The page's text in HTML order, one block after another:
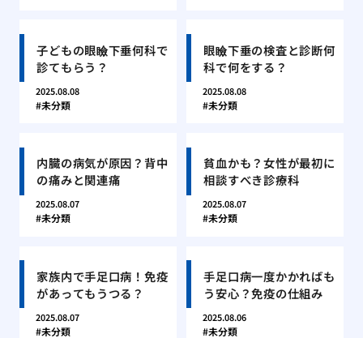
子どもの眼瞼下垂何科で
診てもらう？
2025.08.08
未分類
眼瞼下垂の検査と診断何
科で何をする？
2025.08.08
未分類
内臓の病気が原因？背中
の痛みと関連痛
2025.08.07
未分類
貧血かも？女性が最初に
相談すべき診療科
2025.08.07
未分類
家族内で手足口病！免疫
があってもうつる？
2025.08.07
未分類
手足口病一度かかればも
う安心？免疫の仕組み
2025.08.06
未分類